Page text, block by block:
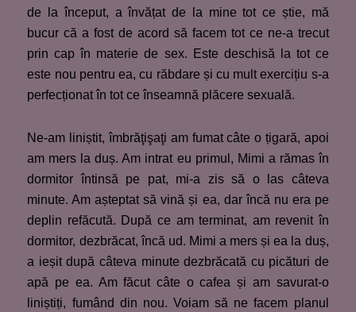
de la început, a învățat de la mine tot ce știe, mă
bucur că a fost de acord să facem tot ce ne-a trecut
prin cap în materie de sex. Este deschisă la tot ce
este nou pentru ea, cu răbdare și cu mult exercițiu s-a
perfecționat în tot ce înseamnă plăcere sexuală.
Ne-am liniștit, îmbrăţişaţi am fumat câte o țigară, apoi
am mers la duș. Am intrat eu primul, Mimi a rămas în
dormitor întinsă pe pat, mi-a zis să o las câteva
minute. Am așteptat să vină și ea, dar încă nu era pe
deplin refăcută. După ce am terminat, am revenit în
dormitor, dezbrăcat, încă ud. Mimi a mers și ea la duș,
a ieșit după câteva minute dezbrăcată cu picături de
apă pe ea. Am făcut câte o cafea și am savurat-o
liniștiți, fumând din nou. Voiam să ne facem planul